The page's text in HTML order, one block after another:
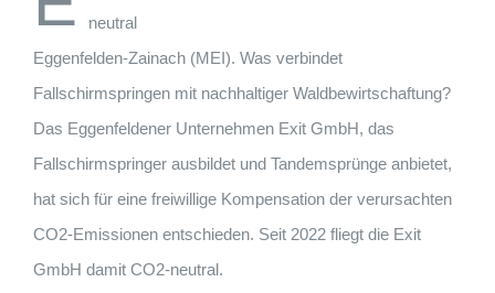
neutral
Eggenfelden-Zainach (MEI). Was verbindet
Fallschirmspringen mit nachhaltiger Waldbewirtschaftung?
Das Eggenfeldener Unternehmen Exit GmbH, das
Fallschirmspringer ausbildet und Tandemsprünge anbietet,
hat sich für eine freiwillige Kompensation der verursachten
CO2-Emissionen entschieden. Seit 2022 fliegt die Exit
GmbH damit CO2-neutral.